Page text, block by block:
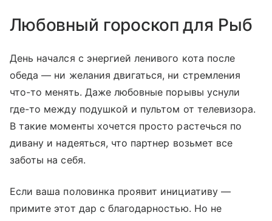
Любовный гороскоп для Рыб
День начался с энергией ленивого кота после
обеда — ни желания двигаться, ни стремления
что-то менять. Даже любовные порывы уснули
где-то между подушкой и пультом от телевизора.
В такие моменты хочется просто растечься по
дивану и надеяться, что партнер возьмет все
заботы на себя.
Если ваша половинка проявит инициативу —
примите этот дар с благодарностью. Но не